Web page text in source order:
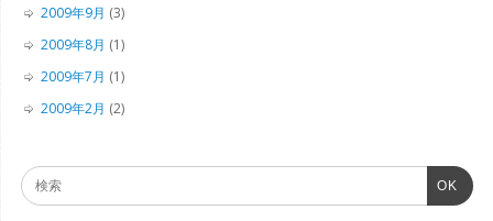
2009年9月 (3)
2009年8月 (1)
2009年7月 (1)
2009年2月 (2)
OK